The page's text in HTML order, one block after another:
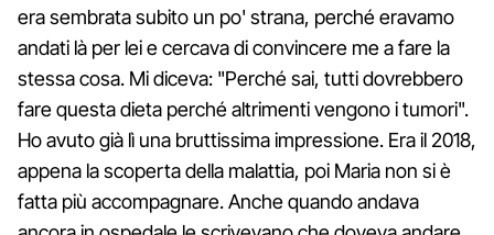
era sembrata subito un po' strana, perché eravamo
andati là per lei e cercava di convincere me a fare la
stessa cosa. Mi diceva: "Perché sai, tutti dovrebbero
fare questa dieta perché altrimenti vengono i tumori".
Ho avuto già lì una bruttissima impressione. Era il 2018,
appena la scoperta della malattia, poi Maria non si è
fatta più accompagnare. Anche quando andava